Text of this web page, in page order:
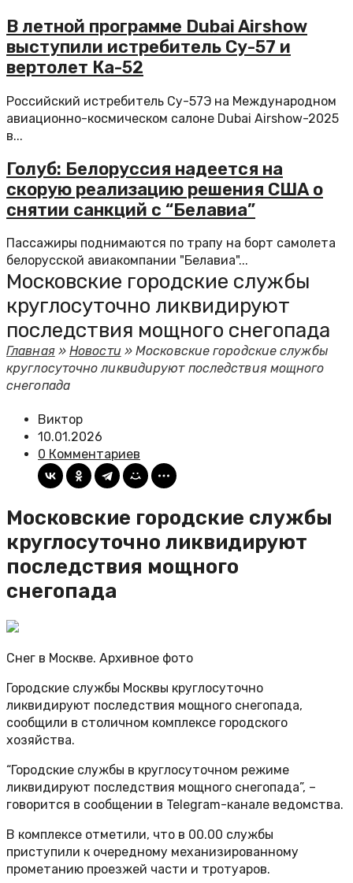
В летной программе Dubai Airshow
выступили истребитель Су-57 и
вертолет Ка-52
Российский истребитель Су-57Э на Международном
авиационно-космическом салоне Dubai Airshow-2025
в...
Голуб: Белоруссия надеется на
скорую реализацию решения США о
снятии санкций с “Белавиа”
Пассажиры поднимаются по трапу на борт самолета
белорусской авиакомпании "Белавиа"...
Московские городские службы
круглосуточно ликвидируют
последствия мощного снегопада
Главная»Новости »Московские городские службы
круглосуточно ликвидируют последствия мощного
снегопада
Виктор
10.01.2026
0 Комментариев
Московские городские службы
круглосуточно ликвидируют
последствия мощного
снегопада
Снег в Москве. Архивное фото
Городские службы Москвы круглосуточно
ликвидируют последствия мощного снегопада,
сообщили в столичном комплексе городского
хозяйства.
“Городские службы в круглосуточном режиме
ликвидируют последствия мощного снегопада”, –
говорится в сообщении в Telegram-канале ведомства.
В комплексе отметили, что в 00.00 службы
приступили к очередному механизированному
прометанию проезжей части и тротуаров.